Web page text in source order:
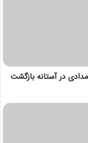
در آستانه بازگشت